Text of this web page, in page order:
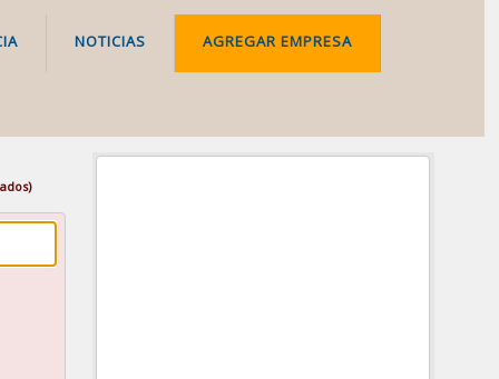
NOTICIAS AGREGAR EMPRESA